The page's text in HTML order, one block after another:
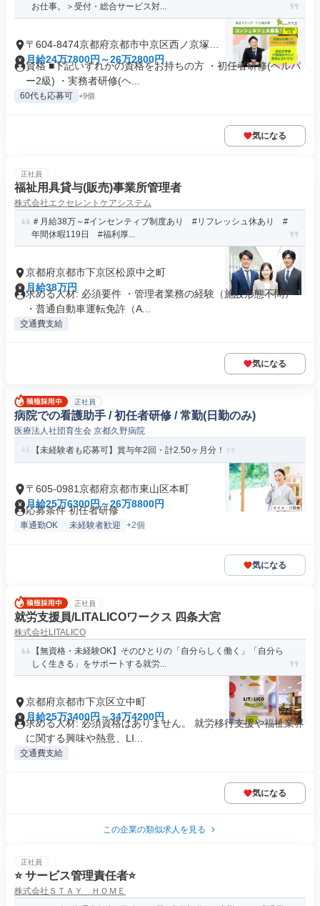
お仕事。＞受付・総合サービス対...
〒604-8474京都府京都市中京区西ノ京塚本
町
月給24万7800円～26万2800円
資格 ■下記いずれかの資格をお持ちの方 ・初任者研修(ヘルパ
ー2級) ・実務者研修(ヘ...
60代も応募可 +9個
気になる
正社員
福祉用具貸与(販売)事業所管理者
株式会社エクセレントケアシステム
＃月給38万～#インセンティブ制度あり #リフレッシュ休あり #
年間休暇119日 #福利厚...
京都府京都市下京区松原中之町
月給38万円
求める人材: 必須要件 ・管理者業務の経験（施設形態不問）
・普通自動車運転免許（A...
交通費支給
気になる
正社員
病院での看護助手 / 初任者研修 / 常勤(日勤のみ)
医療法人社団育生会 京都久野病院
【未経験者も応募可】賞与年2回・計2.50ヶ月分！
〒605-0981京都府京都市東山区本町
月給25万6300円～26万8800円
応募条件 初任者研修
車通勤OK 未経験者歓迎 +2個
気になる
正社員
就労支援員/LITALICOワークス 四条大宮
株式会社LITALICO
【無資格・未経験OK】そのひとりの「自分らしく働く」「自分ら
しく生きる」をサポートする就労...
京都府京都市下京区立中町
月給25万3400円～34万4200円
求める人材: 必須資格はありません。 就労移行支援や福祉業界
に関する興味や熱意、LI...
交通費支給
気になる
この企業の類似求人を見る
正社員
⭐ サービス管理責任者⭐
株式会社ＳＴＡＹ ＨＯＭＥ